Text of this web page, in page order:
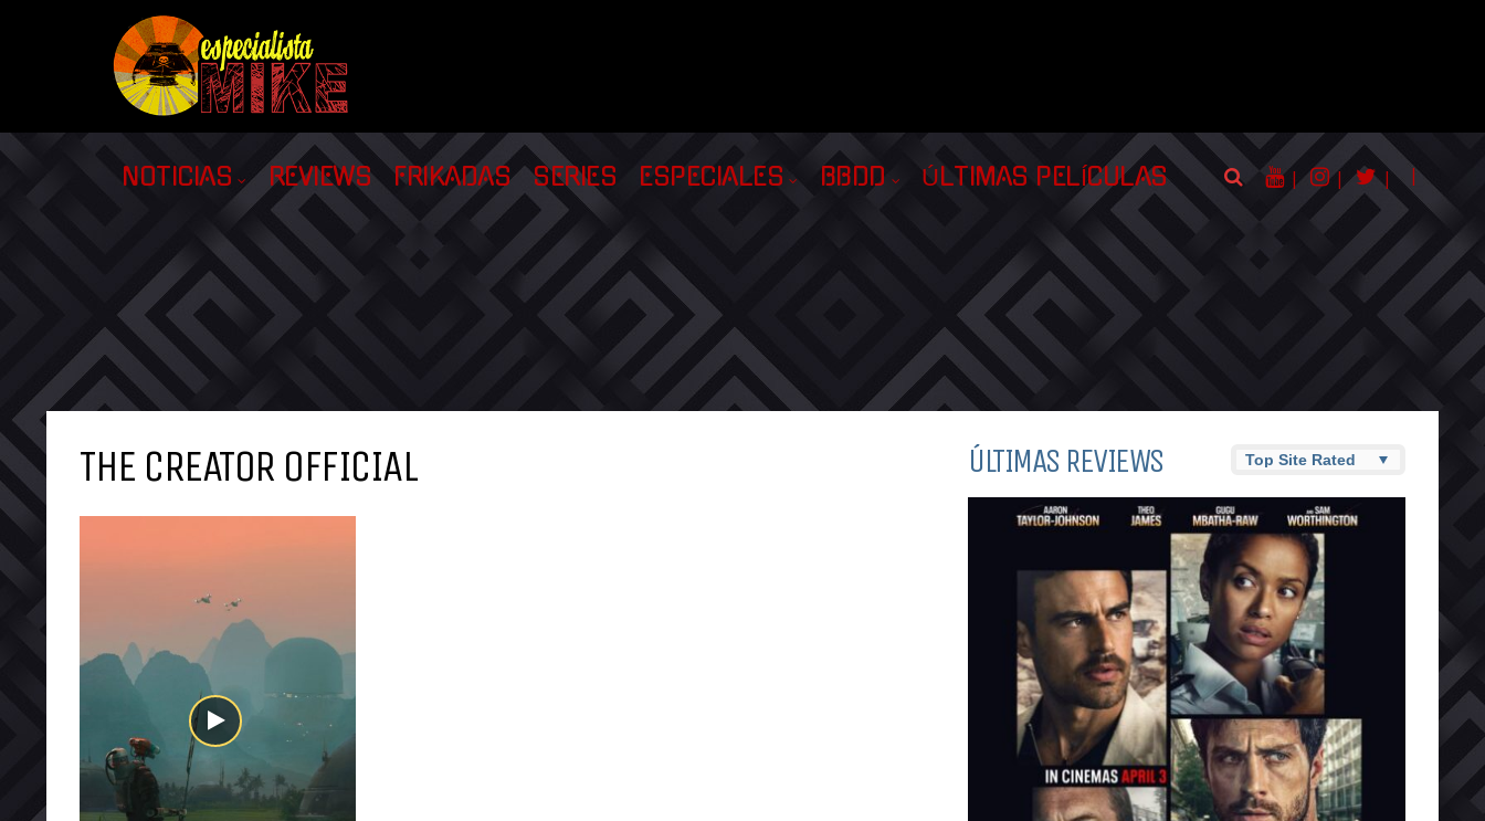
NOTICIAS REVIEWS FRIKADAS SERIES ESPECIALES BBDD ÚLTIMAS PELÍCULAS | | | |
THE CREATOR OFFICIAL ÚLTIMAS REVIEWS